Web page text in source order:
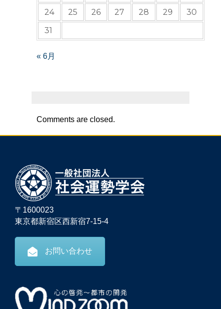
24
25 26 27 28 29
30
31
« 6月
Comments are closed.
〒1600023
東京都新宿区西新宿7-15-4
お問い合わせ